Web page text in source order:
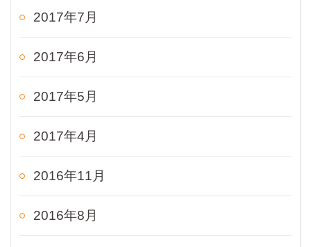
2017年7月
2017年6月
2017年5月
2017年4月
2016年11月
2016年8月